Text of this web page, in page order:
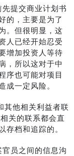
提交商业计划书
的，主要是为了
。但很明显，这
人已经开始忍受
增加投资人等待
，所以这对于中
序也可能对项目
成一定风险。
其他相关利益者联
关的联系都会直
存档和追踪的。
员之间的信息沟